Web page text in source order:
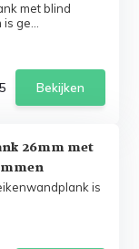
met blind
ge...
Bekijken
26mm met
is